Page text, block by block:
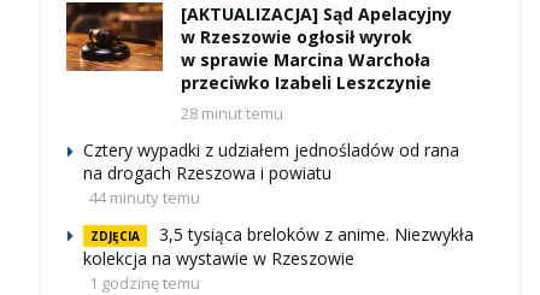
[AKTUALIZACJA] Sąd Apelacyjny
w Rzeszowie ogłosił wyrok
w sprawie Marcina Warchoła
przeciwko Izabeli Leszczynie
28 minut temu
Cztery wypadki z udziałem jednośladów od rana
na drogach Rzeszowa i powiatu
44 minuty temu
ZDJĘCIA
3,5 tysiąca breloków z anime. Niezwykła
kolekcja na wystawie w Rzeszowie
1 godzinę temu